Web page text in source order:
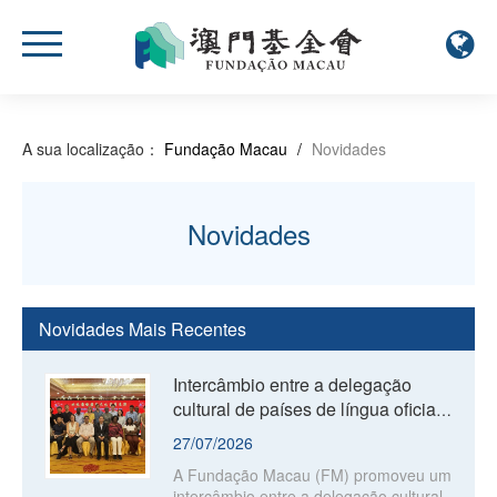
A sua localização： Fundação Macau / Novidades
Novidades
Novidades Mais Recentes
Intercâmbio entre a delegação
cultural de países de língua oficial
portuguesa e académicos de
Macau
27/07/2026
A Fundação Macau (FM) promoveu um